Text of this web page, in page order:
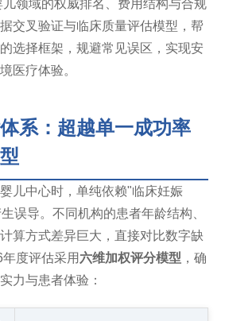
领域的权威排名、费用结构与合规
交叉验证与临床质量评估模型，帮
选择框架，规避常见误区，实现安
医疗体验。
系：超越单一成功率
儿中心时，单纯依赖"临床妊娠
误导。不同机构的患者年龄结构、
算方式差异巨大，直接对比数字缺
度评估采用 六维加权评分模型 ，确
力与患者体验：